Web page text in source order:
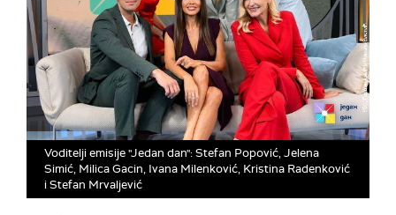
Voditelji emisije "Jedan dan": Stefan Popović, Jelena
Simić, Milica Gacin, Ivana Milenković, Kristina Radenković
i Stefan Mrvaljević